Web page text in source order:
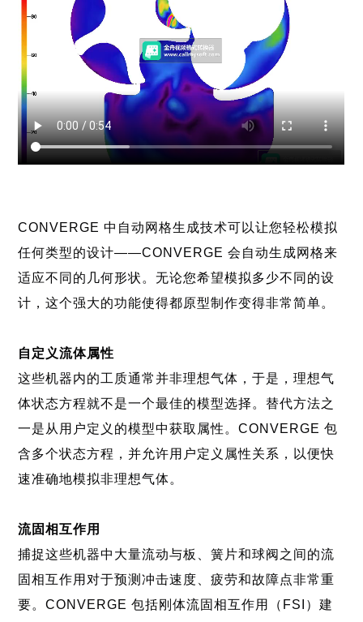
CONVERGE 中自动网格生成技术可以让您轻松模拟
任何类型的设计——CONVERGE 会自动生成网格来
适应不同的几何形状。无论您希望模拟多少不同的设
计，这个强大的功能使得都原型制作变得非常简单。
自定义流体属性
这些机器内的工质通常并非理想气体，于是，理想气
体状态方程就不是一个最佳的模型选择。替代方法之
一是从用户定义的模型中获取属性。CONVERGE 包
含多个状态方程，并允许用户定义属性关系，以便快
速准确地模拟非理想气体。
流固相互作用
捕捉这些机器中大量流动与板、簧片和球阀之间的流
固相互作用对于预测冲击速度、疲劳和故障点非常重
要。CONVERGE 包括刚体流固相互作用（FSI）建